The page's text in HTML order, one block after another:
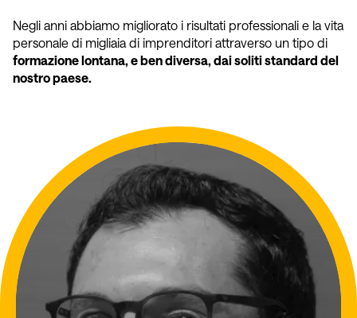
Negli anni abbiamo migliorato i risultati professionali e la vita
personale di migliaia di imprenditori attraverso un tipo di
formazione lontana, e ben diversa, dai soliti standard del
nostro paese.